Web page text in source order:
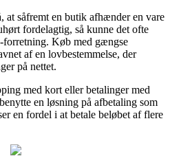
at såfremt en butik afhænder en vare
fordelagtig, så kunne det ofte
Køb med gængse
af en lovbestemmelse, der
på nettet.
med kort eller betalinger med
en løsning på afbetaling som
en fordel i at betale beløbet af flere